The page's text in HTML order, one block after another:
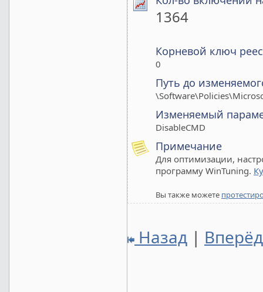
1364
Корневой ключ
0
Путь до
Изменяемый
DisableCMD
Примечание
Для оптимизации,
программу WinTuning.
Вы также можете
Назад |